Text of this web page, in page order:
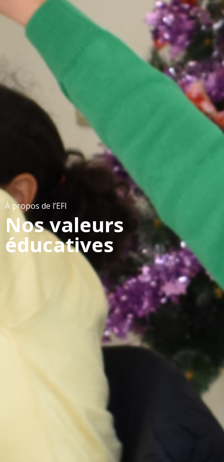
À propos de l’EFI
Nos valeurs
éducatives